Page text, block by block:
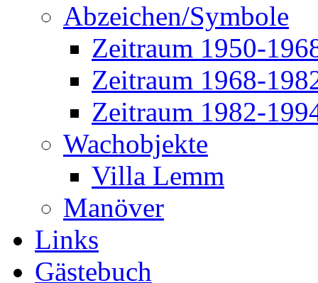
Abzeichen/Symbole
Zeitraum 1950-
Zeitraum 1968-
Zeitraum 1982-
Wachobjekte
Villa Lemm
Manöver
Links
Gästebuch